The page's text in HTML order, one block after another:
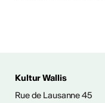
Kultur Wallis
Rue de Lausanne 45